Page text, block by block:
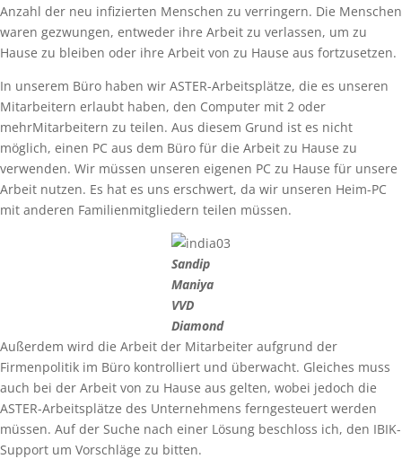
Anzahl der neu infizierten Menschen zu verringern. Die Menschen
waren gezwungen, entweder ihre Arbeit zu verlassen, um zu
Hause zu bleiben oder ihre Arbeit von zu Hause aus fortzusetzen.
In unserem Büro haben wir ASTER-Arbeitsplätze, die es unseren
Mitarbeitern erlaubt haben, den Computer mit 2 oder
mehrMitarbeitern zu teilen. Aus diesem Grund ist es nicht
möglich, einen PC aus dem Büro für die Arbeit zu Hause zu
verwenden. Wir müssen unseren eigenen PC zu Hause für unsere
Arbeit nutzen. Es hat es uns erschwert, da wir unseren Heim-PC
mit anderen Familienmitgliedern teilen müssen.
Sandip
Maniya
VVD
Diamond
Außerdem wird die Arbeit der Mitarbeiter aufgrund der
Firmenpolitik im Büro kontrolliert und überwacht. Gleiches muss
auch bei der Arbeit von zu Hause aus gelten, wobei jedoch die
ASTER-Arbeitsplätze des Unternehmens ferngesteuert werden
müssen. Auf der Suche nach einer Lösung beschloss ich, den IBIK-
Support um Vorschläge zu bitten.